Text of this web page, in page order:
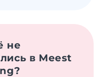
не
в Meest